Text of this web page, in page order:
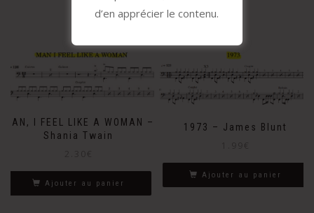
MAN, I FEEL LIKE A WOMAN –
Shania Twain
Ajouter au panier
1973 – James Blunt
Ajouter au panier
d’en apprécier le contenu.